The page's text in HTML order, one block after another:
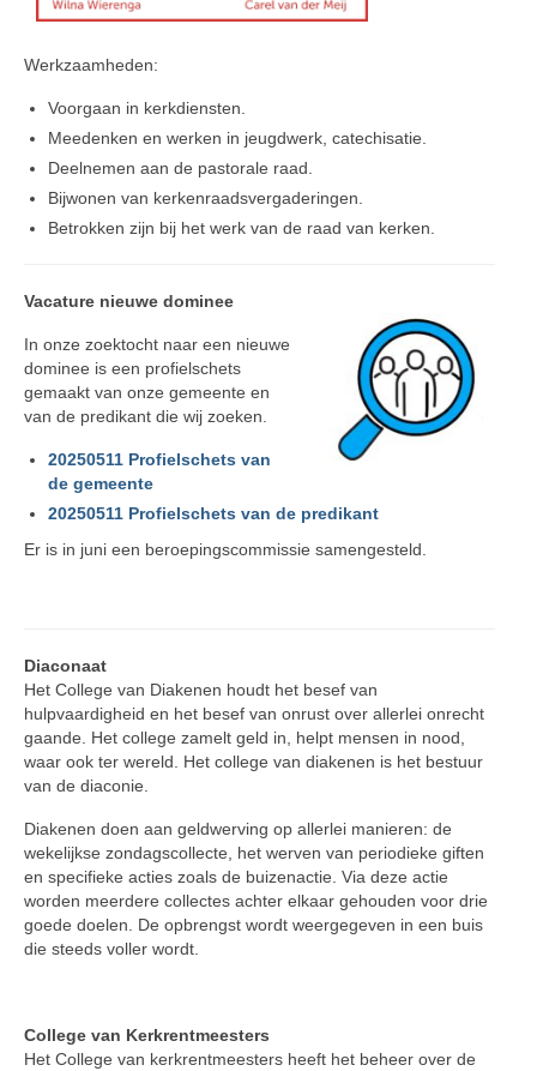
Werkzaamheden:
Voorgaan in kerkdiensten.
Meedenken en werken in jeugdwerk, catechisatie.
Deelnemen aan de pastorale raad.
Bijwonen van kerkenraadsvergaderingen.
Betrokken zijn bij het werk van de raad van kerken.
Vacature nieuwe dominee
In onze zoektocht naar een nieuwe
dominee is een profielschets
gemaakt van onze gemeente en
van de predikant die wij zoeken.
20250511 Profielschets van
de gemeente
20250511 Profielschets van de predikant
Er is in juni een beroepingscommissie samengesteld.
Diaconaat
Het College van Diakenen houdt het besef van
hulpvaardigheid en het besef van onrust over allerlei onrecht
gaande. Het college zamelt geld in, helpt mensen in nood,
waar ook ter wereld. Het college van diakenen is het bestuur
van de diaconie.
Diakenen doen aan geldwerving op allerlei manieren: de
wekelijkse zondagscollecte, het werven van periodieke giften
en specifieke acties zoals de buizenactie. Via deze actie
worden meerdere collectes achter elkaar gehouden voor drie
goede doelen. De opbrengst wordt weergegeven in een buis
die steeds voller wordt.
College van Kerkrentmeesters
Het College van kerkrentmeesters heeft het beheer over de